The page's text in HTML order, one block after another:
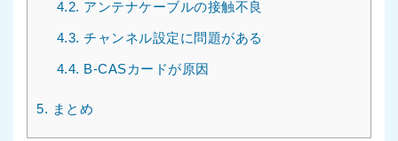
4.2. アンテナケーブルの接触不良
4.3. チャンネル設定に問題がある
4.4. B-CASカードが原因
5. まとめ